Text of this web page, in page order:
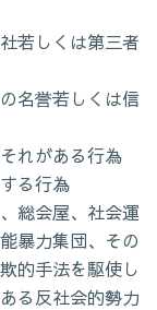
若しくは第三者
名誉若しくは信
れがある行為
る行為
総会屋、社会運
暴力集団、その
的手法を駆使し
る反社会的勢力